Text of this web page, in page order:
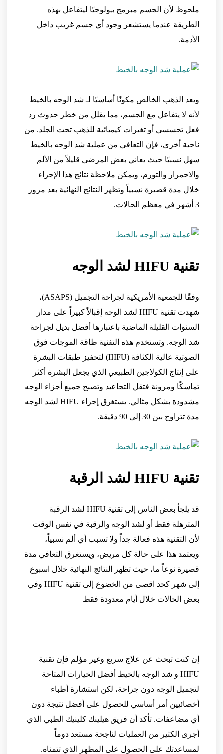
ملحوظ لأن الجسم مبرمج بيولوجيًا ليتفاعل بهذه
الطريقة عندما يستشعر وجود أي جسم غريب داخل
الأدمة.
ويعد الذهب الخالص مكونًا أساسيًا لـ شد الوجه بالخيط
لأنه لا يتفاعل مع الجسم، مما يقلل من خطر حدوث رد
فعل تحسسي أو تغيرات كيميائية للذهب تحت الجلد. من
ناحية أخرى، فإن التعافي من عملية شد الوجه بالخيط
سهل نسبيًا حيث يعاني بعض المرضى قليلاً من الألم
والاحمرار والتورم، ويمكن ملاحظة نتائج هذا الإجراء
خلال مدة قصيرة نسبياً وتظهر النتائج النهائية بعد مرور
3 أشهر في معظم الحالات.
تقنية HIFU لشد الوجه
وفقًا للجمعية الأمريكية لجراحة التجميل (ASAPS)،
شهدت تقنية HIFU لشد الوجه إقبالاً كبيراً على مدار
السنوات القليلة الماضية باعتبارها أفضل بديل لجراحة
شد الوجه. وتستخدم هذه التقنية طاقة الموجات فوق
الصوتية عالية الكثافة (HIFU) لتحفيز طبقات البشرة
على إنتاج الكولاجين الطبيعي الذي يجعل البشرة أكثر
تماسكًا ومرونة فتقل التجاعيد وتصبح جميع أجزاء الوجه
مشدودة بشكل مثالي. يستغرق إجراء HIFU لشد الوجه
مدة تتراوح بين 30 إلى 90 دقيقة.
تقنية HIFU لشد الرقبة
قد يلجأ بعض الناس إلى تقنية HIFU لشد الرقبة
المترهلة فقط أو لشد الوجه والرقبة في نفس الوقت
لأن التقنية هذه فعالة جداً ولا تسبب أي ألم نسبياً،
ويعتمد هذا على حالة كل مريض، ويستغرق التعافي مدة
قصيرة نوعاً ما، حيث تظهر النتائج النهائية خلال اسبوع
إلى شهر كحد اقصى من الخضوع إلى تقنية HIFU وفي
بعض الحالات خلال أيام معدودة فقط
إن كنت تبحث عن علاج سريع وغير مؤلم فإن تقنية
HIFU و شد الوجه بالخيط أفضل الخيارات المتاحة
لتجميل الوجه دون جراحة، لكن استشارة أطباء
أخصائيين أمر أساسي للحصول على أفضل نتيجة دون
أي مضاعفات. تأكد أن فريق هيلينك كلينيك الطبي الذي
أجرى الكثير من العمليات لناجحة مستعد دوماً
لمساعدتك على الحصول على المظهر الذي تتمناه.